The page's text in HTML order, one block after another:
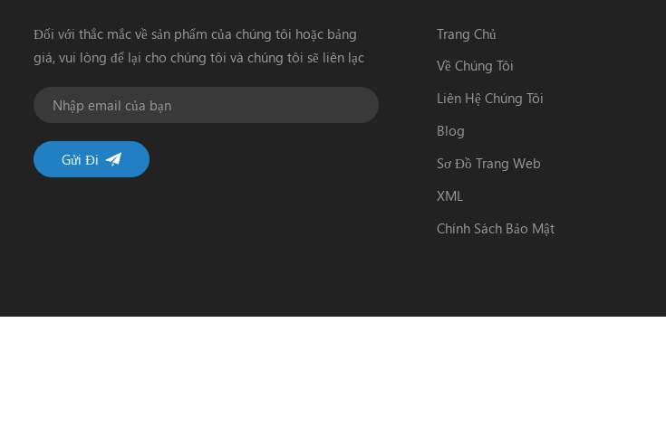
Đối với thắc mắc về sản phẩm của chúng tôi hoặc bảng
giá, vui lòng để lại cho chúng tôi và chúng tôi sẽ liên lạc
Trang Chủ
Về Chúng Tôi
Liên Hệ Chúng Tôi
Blog
Sơ Đồ Trang Web
XML
Chính Sách Bảo Mật